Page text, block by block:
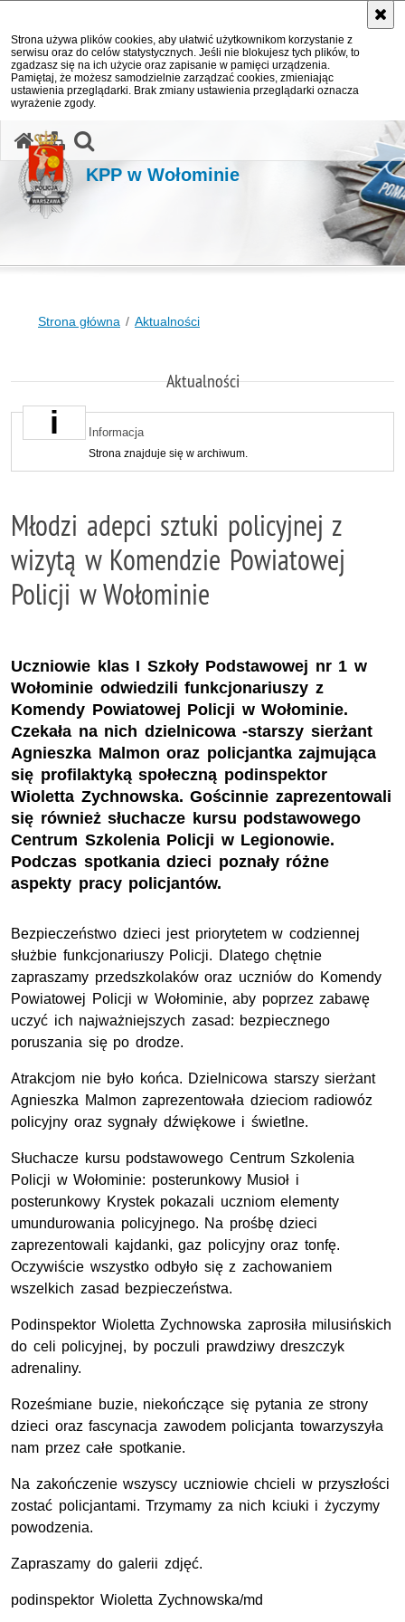
Strona używa plików cookies, aby ułatwić użytkownikom korzystanie z
serwisu oraz do celów statystycznych. Jeśli nie blokujesz tych plików, to
zgadzasz się na ich użycie oraz zapisanie w pamięci urządzenia.
Pamiętaj, że możesz samodzielnie zarządzać cookies, zmieniając
ustawienia przeglądarki. Brak zmiany ustawienia przeglądarki oznacza
wyrażenie zgody.
KPP w Wołominie
Strona główna Aktualności
Aktualności
Informacja
Strona znajduje się w archiwum.
Młodzi adepci sztuki policyjnej z
wizytą w Komendzie Powiatowej
Policji w Wołominie
Uczniowie klas I Szkoły Podstawowej nr 1 w
Wołominie odwiedzili funkcjonariuszy z
Komendy Powiatowej Policji w Wołominie.
Czekała na nich dzielnicowa -starszy sierżant
Agnieszka Malmon oraz policjantka zajmująca
się profilaktyką społeczną podinspektor
Wioletta Zychnowska. Gościnnie zaprezentowali
się również słuchacze kursu podstawowego
Centrum Szkolenia Policji w Legionowie.
Podczas spotkania dzieci poznały różne
aspekty pracy policjantów.
Bezpieczeństwo dzieci jest priorytetem w codziennej
służbie funkcjonariuszy Policji. Dlatego chętnie
zapraszamy przedszkolaków oraz uczniów do Komendy
Powiatowej Policji w Wołominie, aby poprzez zabawę
uczyć ich najważniejszych zasad: bezpiecznego
poruszania się po drodze.
Atrakcjom nie było końca. Dzielnicowa starszy sierżant
Agnieszka Malmon zaprezentowała dzieciom radiowóz
policyjny oraz sygnały dźwiękowe i świetlne.
Słuchacze kursu podstawowego Centrum Szkolenia
Policji w Wołominie: posterunkowy Musioł i
posterunkowy Krystek pokazali uczniom elementy
umundurowania policyjnego. Na prośbę dzieci
zaprezentowali kajdanki, gaz policyjny oraz tonfę.
Oczywiście wszystko odbyło się z zachowaniem
wszelkich zasad bezpieczeństwa.
Podinspektor Wioletta Zychnowska zaprosiła milusińskich
do celi policyjnej, by poczuli prawdziwy dreszczyk
adrenaliny.
Roześmiane buzie, niekończące się pytania ze strony
dzieci oraz fascynacja zawodem policjanta towarzyszyła
nam przez całe spotkanie.
Na zakończenie wszyscy uczniowie chcieli w przyszłości
zostać policjantami. Trzymamy za nich kciuki i życzymy
powodzenia.
Zapraszamy do galerii zdjęć.
podinspektor Wioletta Zychnowska/md